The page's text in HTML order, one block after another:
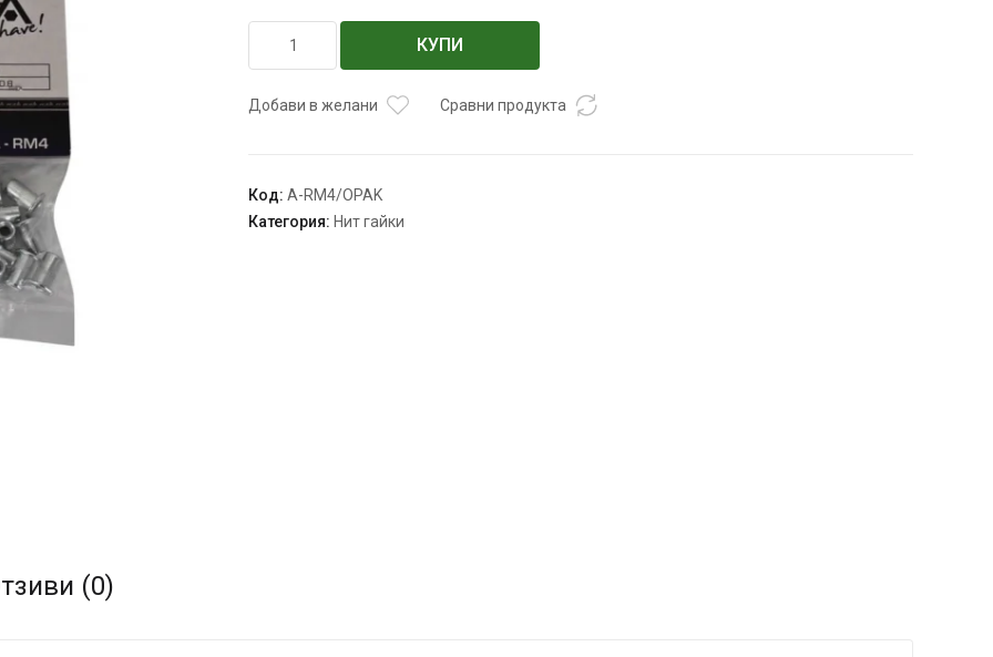
М4
ASTA
КУПИ
Добави в желани Сравни продукта
Код: A-RM4/OPAK
Категория: Нит гайки
(0)